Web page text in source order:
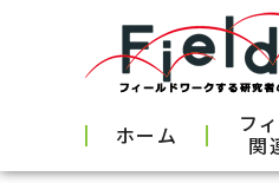
ホーム フ
関